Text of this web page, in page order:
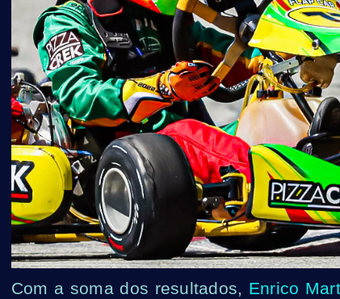
Com a soma dos resultados, Enrico